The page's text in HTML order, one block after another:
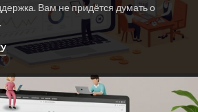
Вам не придётся думать о